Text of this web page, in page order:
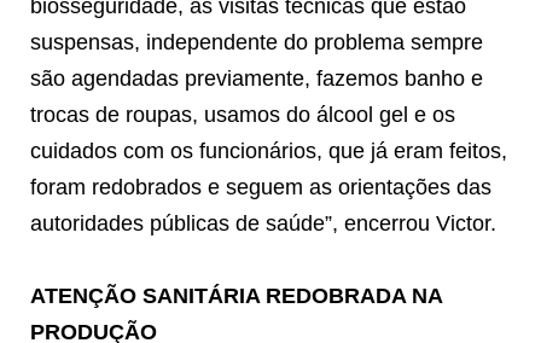
biosseguridade, as visitas técnicas que estão
suspensas, independente do problema sempre
são agendadas previamente, fazemos banho e
trocas de roupas, usamos do álcool gel e os
cuidados com os funcionários, que já eram feitos,
foram redobrados e seguem as orientações das
autoridades públicas de saúde”, encerrou Victor.
ATENÇÃO SANITÁRIA REDOBRADA NA
PRODUÇÃO